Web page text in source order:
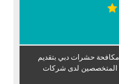
حشرات دبي بتقديم
المتخصصين لدى شركات